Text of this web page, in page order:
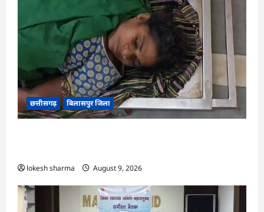
छत्तीसगढ़ बिलासपुर जिला
lokesh sharma August 9, 2026